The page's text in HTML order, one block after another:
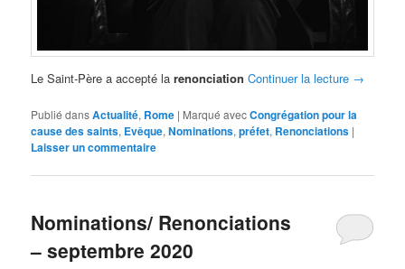
Le Saint-Père a accepté larenonciation Continuer la lecture →
Publié dansActualité, Rome | Marqué avecCongrégation pour la
cause des saints, Evêque,Nominations,préfet, Renonciations |
Laisser un commentaire
Nominations/ Renonciations
– septembre 2020